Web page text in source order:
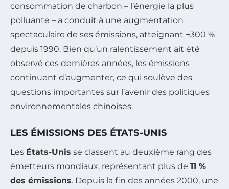
consommation de charbon – l’énergie la plus
polluante – a conduit à une augmentation
spectaculaire de ses émissions, atteignant +300 %
depuis 1990. Bien qu’un ralentissement ait été
observé ces dernières années, les émissions
continuent d’augmenter, ce qui soulève des
questions importantes sur l’avenir des politiques
environnementales chinoises.
LES ÉMISSIONS DES ÉTATS-UNIS
Les États-Unis se classent au deuxième rang des
émetteurs mondiaux, représentant plus de 11 %
des émissions. Depuis la fin des années 2000, une